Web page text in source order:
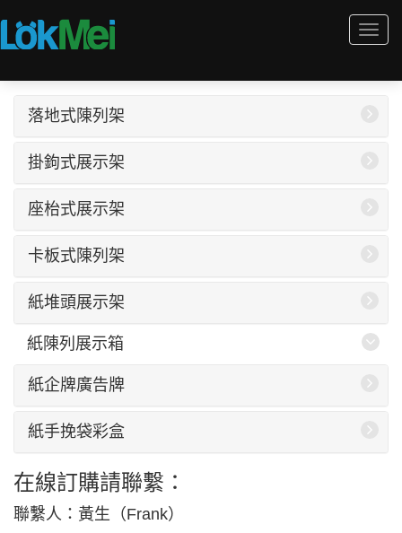
落地式陳列架
掛鉤式展示架
座枱式展示架
卡板式陳列架
紙堆頭展示架
紙陳列展示箱
紙企牌廣告牌
紙手挽袋彩盒
在線訂購請聯繫：
聯繫人：黃生（Frank）